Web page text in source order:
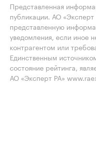
Представленная
публикации. АО
представленную
уведомления, если иное
контрагентом или
Единственным
состояние рейтинга,
АО «Эксперт РА»